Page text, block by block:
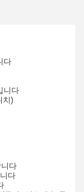
다
니다
치)
다
니다